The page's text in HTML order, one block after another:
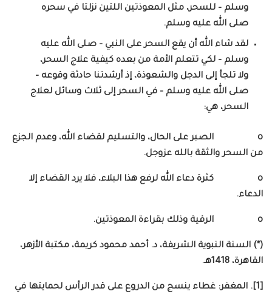
وسلم – للسحر، مثل المعوذتين اللتين نزلتا في سحره
صلى الله عليه وسلم.
لقد شاء الله أن يقع السحر على النبي – صلى الله عليه
وسلم – لكي تتعلم الأمة من بعده كيفية علاج السحر،
ولا تلجأ إلى الدجل والشعوذة، إذ أرشدتنا حادثة وقوعه –
صلى الله عليه وسلم – في السحر إلى ثلاث وسائل لعلاج
السحر، هي:
o الصبر على الحال، والتسليم لقضاء الله، وعدم الجزع
من السحر والثقة بالله عزوجل.
o كثرة دعاء الله لرفع هذا البلاء، فلا يرد القضاء إلا
الدعاء.
o الرقية وذلك بقراءة المعوذتين.
(*) السنة النبوية الشريفة، د. أحمد محمود كريمة، مكتبة الأزهر،
القاهرة، 1418هـ.
[1]. المغفر: غطاء ينسج من الدروع على قدر الرأس لحمايتها في